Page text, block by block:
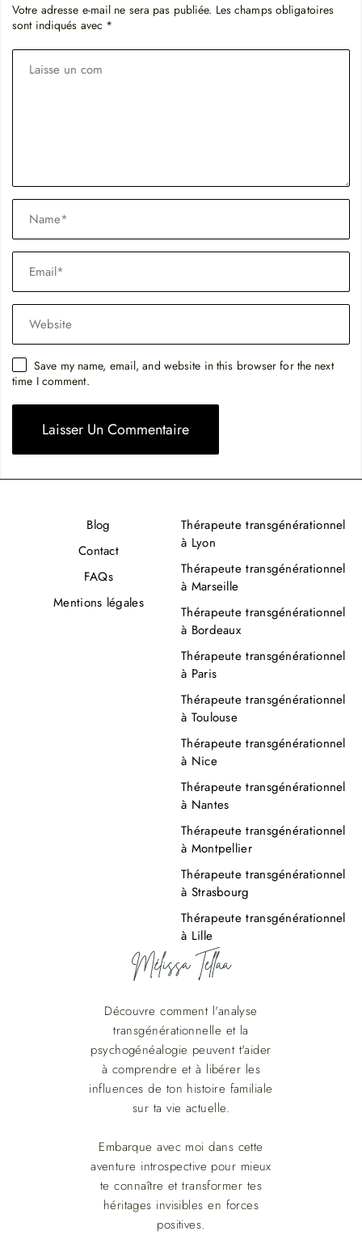
Votre adresse e-mail ne sera pas publiée. Les champs obligatoires
sont indiqués avec *
Save my name, email, and website in this browser for the next
time I comment.
Découvre comment l'analyse
transgénérationnelle et la
psychogénéalogie peuvent t'aider
à comprendre et à libérer les
influences de ton histoire familiale
sur ta vie actuelle.
Embarque avec moi dans cette
aventure introspective pour mieux
te connaître et transformer tes
héritages invisibles en forces
positives.
Blog
Contact
FAQs
Mentions légales
Thérapeute transgénérationnel
à Lyon
Thérapeute transgénérationnel
à Marseille
Thérapeute transgénérationnel
à Bordeaux
Thérapeute transgénérationnel
à Paris
Thérapeute transgénérationnel
à Toulouse
Thérapeute transgénérationnel
à Nice
Thérapeute transgénérationnel
à Nantes
Thérapeute transgénérationnel
à Montpellier
Thérapeute transgénérationnel
à Strasbourg
Thérapeute transgénérationnel
à Lille